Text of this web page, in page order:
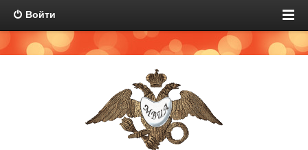
Войти